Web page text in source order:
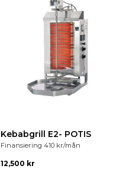
Kebabgrill E2- POTIS
Finansiering 410 kr/mån
12,500 kr